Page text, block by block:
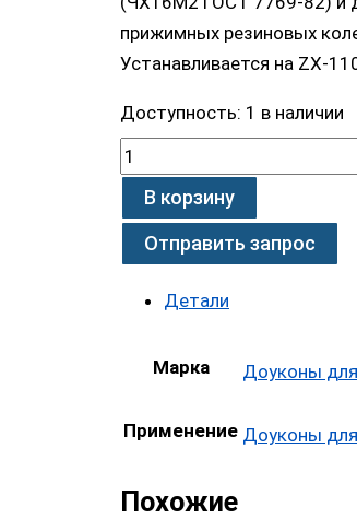
прижимных резиновых
Устанавливается на ZX-
Доступность: 1 в наличии
В корзину
Отправить запрос
Детали
Марка Доуконы
Применение Доуконы для
Похожие